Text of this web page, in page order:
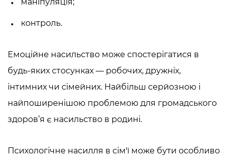
контроль.
Емоційне насильство може спостерігатися в
будь-яких стосунках — робочих, дружніх,
інтимних чи сімейних. Найбільш серйозною і
найпоширенішою проблемою для громадського
здоров’я є насильство в родині.
Психологічне насилля в сім'ї може бути особливо